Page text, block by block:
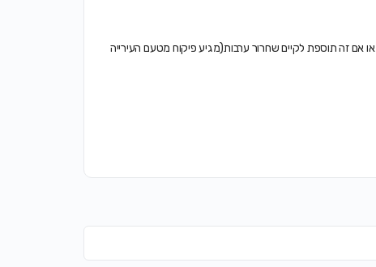
כל שינוי שיעשה לא בתאום יגרור אחריו אי שחרור טופס 4 או אם זה תוספת לקיים שחרור ערבות(מגיע פיקוח מטעם העירייה